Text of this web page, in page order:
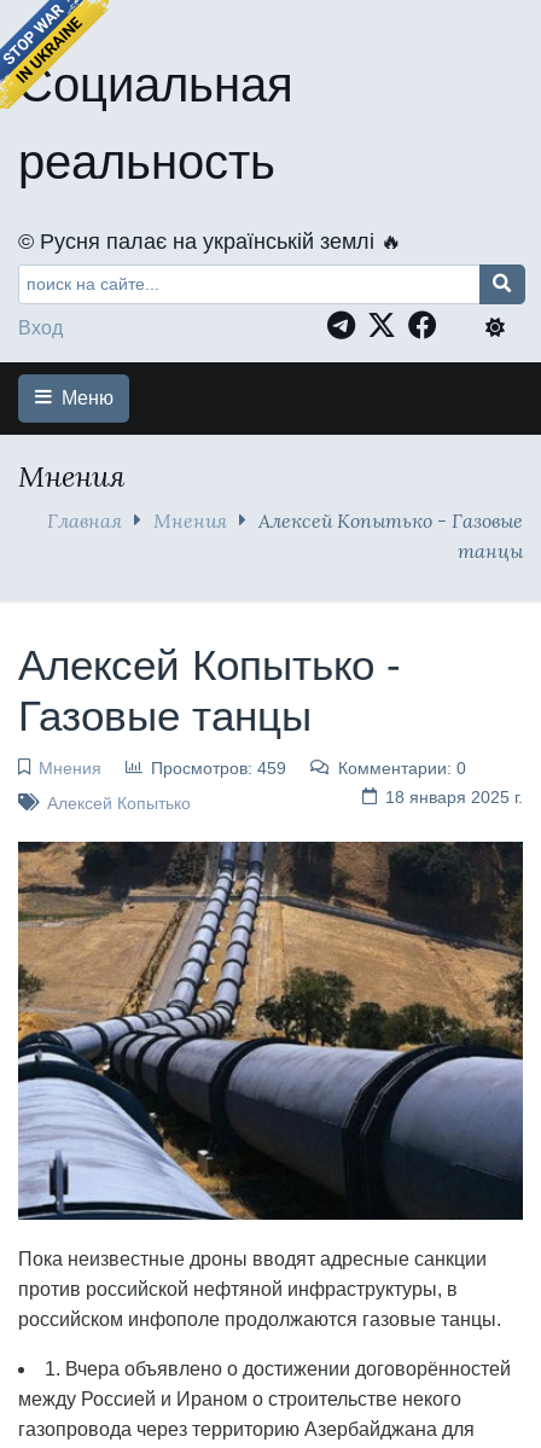
Социальная
реальность
©️ Русня палає на українській землі 🔥
Вход
Меню
Мнения
Главная Мнения
Алексей Копытько - Газовые
танцы
Алексей Копытько -
Газовые танцы
Мнения Просмотров: 459
Комментарии: 0
18 января 2025 г.
Алексей Копытько
Пока неизвестные дроны вводят адресные санкции
против российской нефтяной инфраструктуры, в
российском инфополе продолжаются газовые танцы.
1. Вчера объявлено о достижении договорённостей
между Россией и Ираном о строительстве некого
газопровода через территорию Азербайджана для